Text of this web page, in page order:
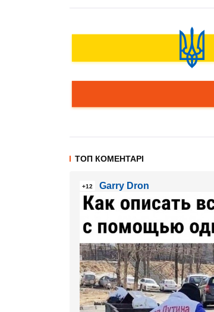
ТОП КОМЕНТАРІ
+12 Garry Dron